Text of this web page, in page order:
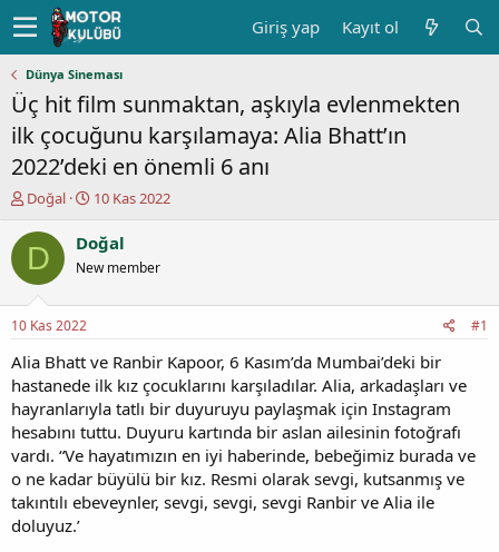
Giriş yap Kayıt ol
Dünya Sineması
Üç hit film sunmaktan, aşkıyla evlenmekten
ilk çocuğunu karşılamaya: Alia Bhatt’ın
2022’deki en önemli 6 anı
K
n
y
b
a
ş
a
t
a
n
Doğal
B
ş
a
ç
t
a
r
i
h
10 Kas 2022
D Doğal
New member
10 Kas 2022 #1
Alia Bhatt ve Ranbir Kapoor, 6 Kasım’da Mumbai’deki bir
hastanede ilk kız çocuklarını karşıladılar. Alia, arkadaşları ve
hayranlarıyla tatlı bir duyuruyu paylaşmak için Instagram
hesabını tuttu. Duyuru kartında bir aslan ailesinin fotoğrafı
vardı. “Ve hayatımızın en iyi haberinde, bebeğimiz burada ve
o ne kadar büyülü bir kız. Resmi olarak sevgi, kutsanmış ve
takıntılı ebeveynler, sevgi, sevgi, sevgi Ranbir ve Alia ile
doluyuz.’